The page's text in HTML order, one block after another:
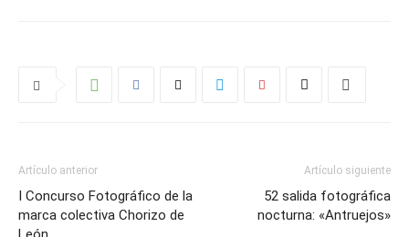
Artículo anterior
I Concurso Fotográfico de la
marca colectiva Chorizo de
Artículo siguiente
52 salida fotográfica
nocturna: «Antruejos»